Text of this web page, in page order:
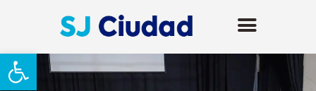
Abrir barra de herramientas